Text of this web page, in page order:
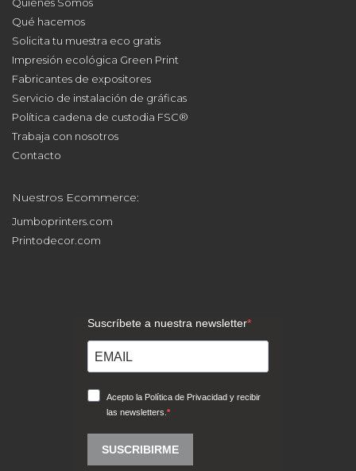
Qué hacemos
Solicita tu muestra eco gratis
Impresión ecológica Green Print
Fabricantes de expositores
Servicio de instalación de gráficas
Política cadena de custodia FSC®
Trabaja con nosotros
Contacto
Nuestros Ecommerce:
Jumboprinters.com
Printodecor.com